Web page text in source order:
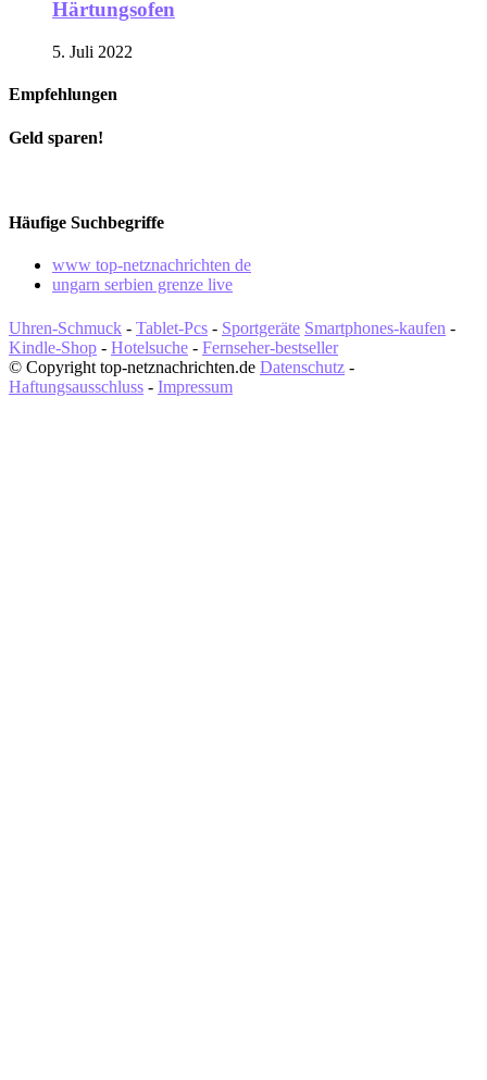
Härtungsofen
5. Juli 2022
Empfehlungen
Geld sparen!
Häufige Suchbegriffe
www top-netznachrichten de
ungarn serbien grenze live
Uhren-Schmuck - Tablet-Pcs - Sportgeräte Smartphones-kaufen -
Kindle-Shop - Hotelsuche - Fernseher-bestseller
© Copyright top-netznachrichten.de Datenschutz -
Haftungsausschluss - Impressum